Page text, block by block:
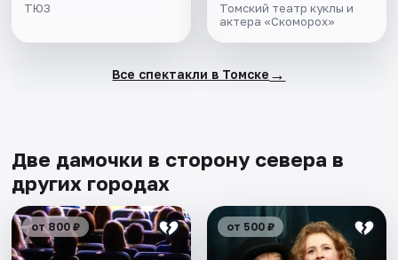
ТЮЗ
Томский театр куклы и
актера «Скоморох»
Все спектакли в Томске →
Две дамочки в сторону севера в
других городах
от 800 ₽ от 500 ₽